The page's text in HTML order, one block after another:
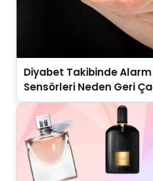
Diyabet Takibinde
Sensörleri Neden Geri